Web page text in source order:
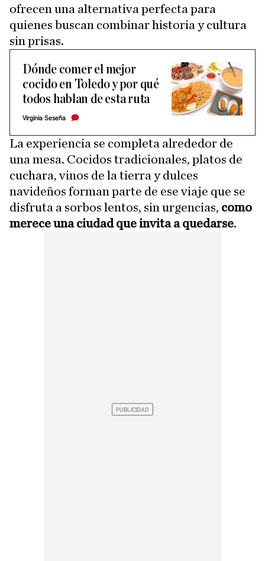
ofrecen una alternativa perfecta para
quienes buscan combinar historia y cultura
sin prisas.
Dónde comer el mejor
cocido en Toledo y por qué
todos hablan de esta ruta
Virginia Seseña
La experiencia se completa alrededor de
una mesa. Cocidos tradicionales, platos de
cuchara, vinos de la tierra y dulces
navideños forman parte de ese viaje que se
disfruta a sorbos lentos, sin urgencias, como
merece una ciudad que invita a quedarse.